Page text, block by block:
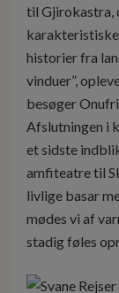
til Gjirokastra,
historier fra
vinduer”,
besøger
Afslutningen i
et sidste
amfiteatre til
livlige basar
mødes vi af
stadig føles